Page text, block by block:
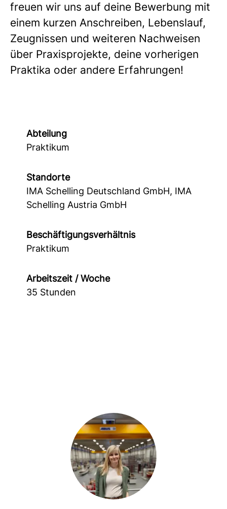
freuen wir uns auf deine Bewerbung mit
einem kurzen Anschreiben, Lebenslauf,
Zeugnissen und weiteren Nachweisen
über Praxisprojekte, deine vorherigen
Praktika oder andere Erfahrungen!
Abteilung
Praktikum
Standorte
IMA Schelling Deutschland GmbH, IMA
Schelling Austria GmbH
Beschäftigungsverhältnis
Praktikum
Arbeitszeit / Woche
35 Stunden